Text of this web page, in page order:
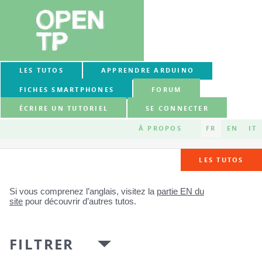
LES TUTOS APPRENDRE ARDUINO
FICHES SMARTPHONES FORUM
ÉCRIRE UN TUTORIEL SE CONNECTER
À PROPOS FR EN IT
LES TUTOS
Si vous comprenez l’anglais, visitez la partie EN du
site pour découvrir d’autres tutos.
FILTRER